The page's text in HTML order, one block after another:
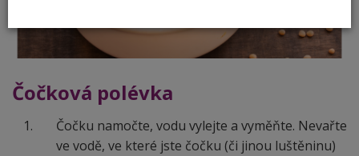
Čočková polévka
Čočku namočte, vodu vylejte a vyměňte. Nevařte
ve vodě, ve které jste čočku (či jinou luštěninu)